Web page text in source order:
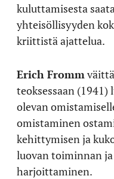
kuluttamisesta
yhteisöllisyyden
kriittistä ajattelua.
Erich Fromm
teoksessaan
olevan
omistaminen
kehittymisen ja
luovan toiminnan
harjoittaminen.